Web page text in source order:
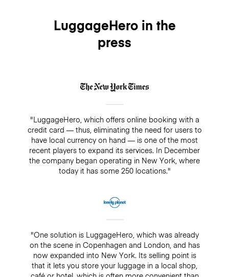
LuggageHero in the
press
"LuggageHero, which offers online booking with a
credit card — thus, eliminating the need for users to
have local currency on hand — is one of the most
recent players to expand its services. In December
the company began operating in New York, where
today it has some 250 locations."
"One solution is LuggageHero, which was already
on the scene in Copenhagen and London, and has
now expanded into New York. Its selling point is
that it lets you store your luggage in a local shop,